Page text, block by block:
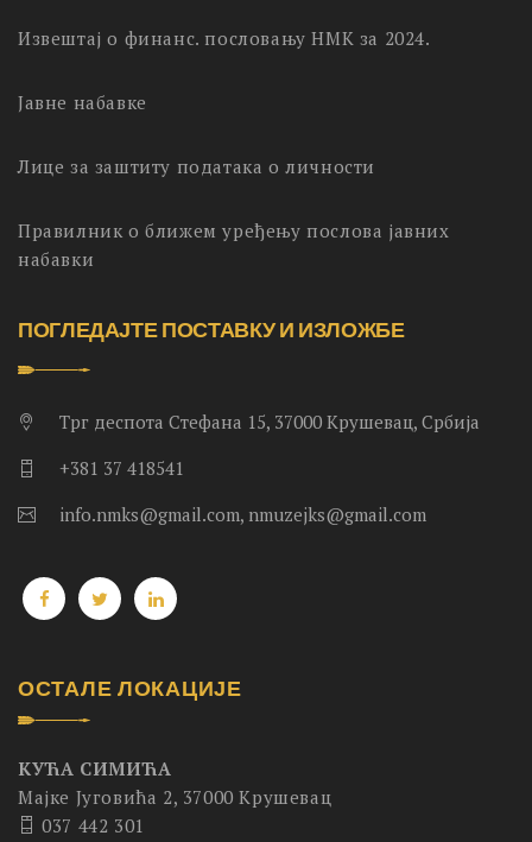
Извештај о финанс. пословању НМК за 2024.
Јавне набавке
Лице за заштиту података о личности
Правилник о ближем уређењу послова јавних
набавки
ПОГЛЕДАЈТЕ ПОСТАВКУ И ИЗЛОЖБЕ
Трг деспота Стефана 15, 37000 Крушевац, Србија
+381 37 418541
info.nmks@gmail.com, nmuzejks@gmail.com
ОСТАЛЕ ЛОКАЦИЈЕ
КУЋА СИМИЋА
Мајке Југовића 2, 37000 Крушевац
037 442 301